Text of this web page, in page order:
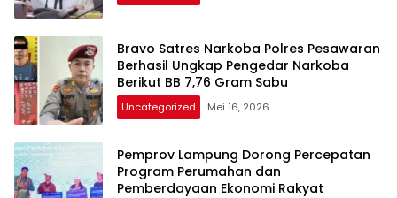
Bravo Satres Narkoba Polres Pesawaran
Berhasil Ungkap Pengedar Narkoba
Berikut BB 7,76 Gram Sabu
Uncategorized Mei 16, 2026
Pemprov Lampung Dorong Percepatan
Program Perumahan dan
Pemberdayaan Ekonomi Rakyat